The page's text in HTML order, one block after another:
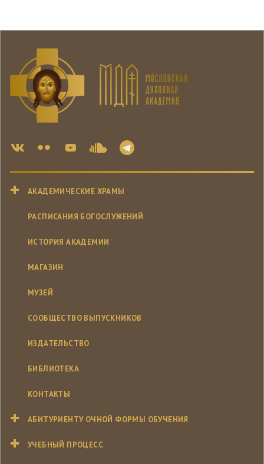
АКАДЕМИЧЕСКИЕ ХРАМЫ
РАСПИСАНИЯ БОГОСЛУЖЕНИЙ
ИСТОРИЯ АКАДЕМИИ
МАГАЗИН
МУЗЕЙ
СООБЩЕСТВО ВЫПУСКНИКОВ
ИЗДАТЕЛЬСТВО
БИБЛИОТЕКА
КОНТАКТЫ
АБИТУРИЕНТУ ОЧНОЙ ФОРМЫ ОБУЧЕНИЯ
УЧЕБНЫЙ ПРОЦЕСС